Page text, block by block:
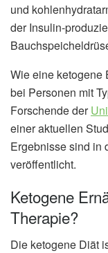
und
der Insulin-
Wie eine ketogene
bei Personen mit
Forschende der
einer aktuellen
Ergebnisse sind in
veröffentlicht.
Ketogene
Therapie?
Die ketogene Diät